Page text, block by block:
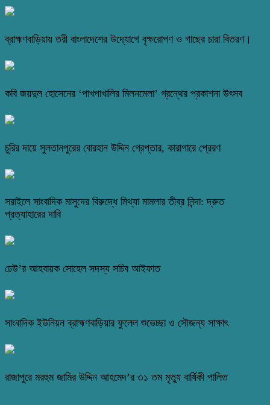
ব্রাহ্মণবাড়িয়ায় তরী বাংলাদেশের উদ্যোগে বৃক্ষরোপণ ও গাছের চারা বিতরণ।
কবি জয়দুল হোসেনের ‘পাখপাখালির মিলনমেলা’ গ্রন্থের প্রকাশনা উৎসব
চুরির দায়ে সুলতানপুরের বোরহান উদ্দিন গ্রেপ্তার, কারাগারে প্রেরণ
সরাইলে সাংবাদিক মাসুদের বিরুদ্ধে মিথ্যা মামলার তীব্র নিন্দা: দ্রুত
প্রত্যাহারের দাবি
ঢেউ’র আহবায়ক সোহেল সদস্য সচিব আইফাত
সাংবাদিক ইউনিয়ন ব্রাহ্মণবাড়িয়ার ফুলেল শুভেচ্ছা ও সৌজন্য সাক্ষাৎ
রাজাপুরে মরহুম জামির উদ্দিন আহমেদ’র ৩১ তম মৃত্যু বার্ষিকী পালিত